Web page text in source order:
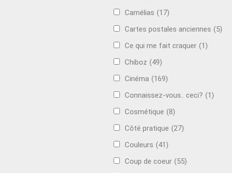
Camélias (17)
Cartes postales anciennes (5)
Ce qui me fait craquer (1)
Chiboz (49)
Cinéma (169)
Connaissez-vous.. ceci? (1)
Cosmétique (8)
Côté pratique (27)
Couleurs (41)
Coup de coeur (55)